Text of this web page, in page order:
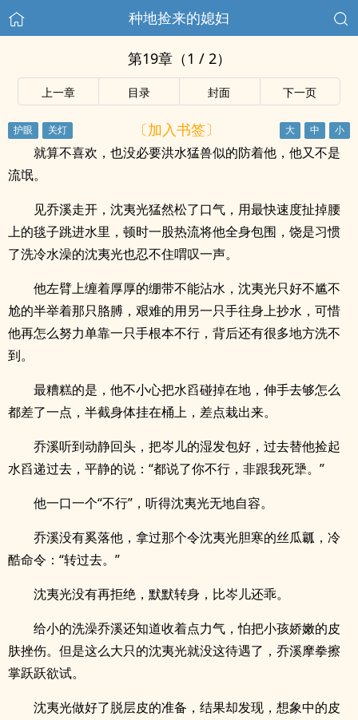
种地捡来的媳妇
第19章（1 / 2）
上一章 目录 封面 下一页
〔加入书签〕
就算不喜欢，也没必要洪水猛兽似的防着他，他又不是
流氓。
见乔溪走开，沈夷光猛然松了口气，用最快速度扯掉腰
上的毯子跳进水里，顿时一股热流将他全身包围，饶是习惯
了洗冷水澡的沈夷光也忍不住喟叹一声。
他左臂上缠着厚厚的绷带不能沾水，沈夷光只好不尴不
尬的半举着那只胳膊，艰难的用另一只手往身上抄水，可惜
他再怎么努力单靠一只手根本不行，背后还有很多地方洗不
到。
最糟糕的是，他不小心把水舀碰掉在地，伸手去够怎么
都差了一点，半截身体挂在桶上，差点栽出来。
乔溪听到动静回头，把岑儿的湿发包好，过去替他捡起
水舀递过去，平静的说：“都说了你不行，非跟我死犟。”
他一口一个“不行”，听得沈夷光无地自容。
乔溪没有奚落他，拿过那个令沈夷光胆寒的丝瓜瓤，冷
酷命令：“转过去。”
沈夷光没有再拒绝，默默转身，比岑儿还乖。
给小的洗澡乔溪还知道收着点力气，怕把小孩娇嫩的皮
肤挫伤。但是这么大只的沈夷光就没这待遇了，乔溪摩拳擦
掌跃跃欲试。
沈夷光做好了脱层皮的准备，结果却发现，想象中的皮